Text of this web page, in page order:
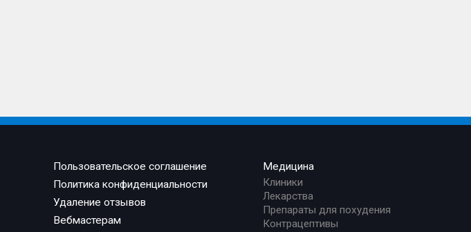
Пользовательское соглашение
Политика конфиденциальности
Удаление отзывов
Вебмастерам
Медицина
Клиники
Лекарства
Препараты для похудения
Контрацептивы